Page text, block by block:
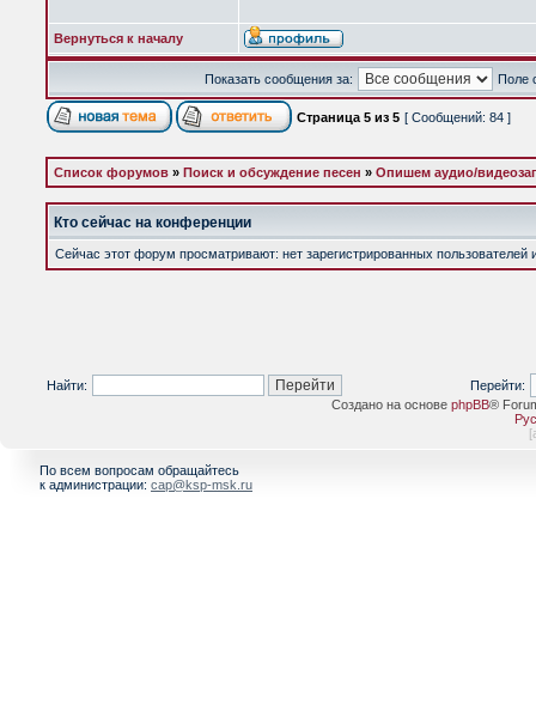
Вернуться к началу
Показать сообщения за: Поле
Страница 5 из 5 [ Сообщений: 84 ]
Список форумов » Поиск и обсуждение песен » Опишем аудио/
Кто сейчас на конференции
Сейчас этот форум просматривают: нет зарегистрированных пользователей
Найти:
Перейти:
Создано на основе phpBB®
[
По всем вопросам обращайтесь
к администрации: cap@ksp-msk.ru